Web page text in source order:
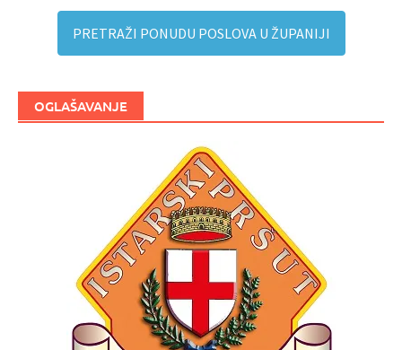
PRETRAŽI PONUDU POSLOVA U ŽUPANIJI
OGLAŠAVANJE